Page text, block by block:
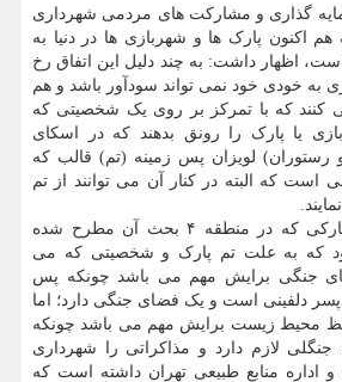
گذاری و مشارکت های مردمی شهرداری
هم اکنون پارک ها و شهربازی ها در دنیا به
اظهار داشت: به چند دلیل این اتفاق رخ
به خودی خود نمی تواند سودآور باشد و هم
کنند که با تمرکز بر روی یک شخصیتی که
یا پارک را رونق بدهند که در اسکای
رستوران) لویزان پس زمینه (تم) قالب که
است که البته در کنار آن می توانند از تم
خاصه باف افزود: تم پارکی که در منطقه ۴ بحث آن مطرح شده
که به علت تم پارک و شخصیتی که می
جنگی برایش مهم می باشد چونکه پس
دلفینی است و یک فضای جنگی دارد؛ اما
حفظ محیط زیست برایش مهم می باشد چونکه
جنگلی لازم دارد و مذاکراتی را شهرداری
اداره منابع طبیعی تهران داشته است که